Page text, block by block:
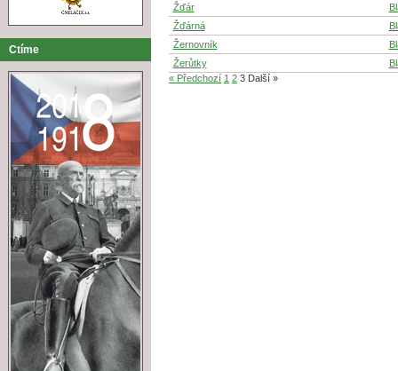
Ctíme
Žďár
Žďárná
Žernovník
Žerůtky
« Předchozí 1 2 3 Další »